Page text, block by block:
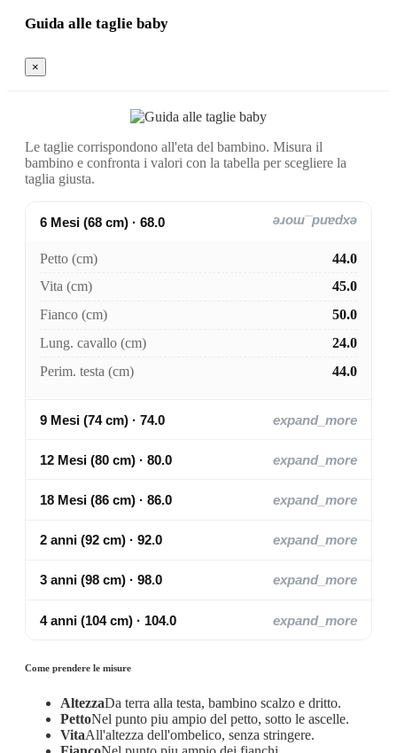
Guida alle taglie baby
×
Le taglie corrispondono all'eta del bambino. Misura il
bambino e confronta i valori con la tabella per scegliere la
taglia giusta.
6 Mesi (68 cm) · 68.0 expand_more
Petto (cm)
44.0
Vita (cm)
45.0
Fianco (cm)
50.0
Lung. cavallo (cm)
24.0
Perim. testa (cm)
44.0
9 Mesi (74 cm) · 74.0 expand_more
12 Mesi (80 cm) · 80.0 expand_more
18 Mesi (86 cm) · 86.0 expand_more
2 anni (92 cm) · 92.0 expand_more
3 anni (98 cm) · 98.0 expand_more
4 anni (104 cm) · 104.0 expand_more
Come prendere le misure
AltezzaDa terra alla testa, bambino scalzo e dritto.
PettoNel punto piu ampio del petto, sotto le ascelle.
VitaAll'altezza dell'ombelico, senza stringere.